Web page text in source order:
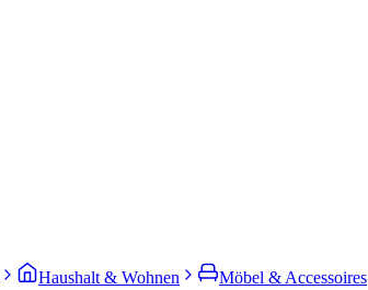
Haushalt & Wohnen Möbel & Accessoires